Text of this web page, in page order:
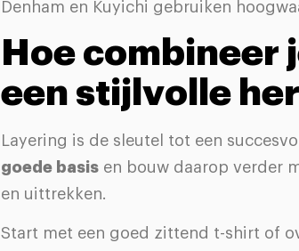
Denham en Kuyichi gebruiken
Hoe combineer
een stijlvolle
Layering is de sleutel tot een
goede basis en bouw daarop verder
en uittrekken.
Start met een goed zittend t-shirt of